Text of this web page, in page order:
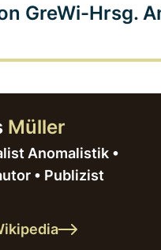
GreWi-Hrsg.
Müller
Anomalistik •
• Publizist